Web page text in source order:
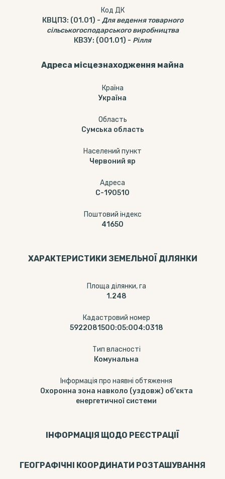
Код ДК
КВЦПЗ: (01.01) - Для ведення товарного
сільськогосподарського виробництва
КВЗУ: (001.01) - Рілля
Адреса місцезнаходження майна
Країна
Україна
Область
Сумська область
Населений пункт
Червоний яр
Адреса
С-190510
Поштовий індекс
41650
ХАРАКТЕРИСТИКИ ЗЕМЕЛЬНОЇ ДІЛЯНКИ
Площа ділянки, га
1.248
Кадастровий номер
5922081500:05:004:0318
Тип власності
Комунальна
Інформація про наявні обтяження
Охоронна зона навколо (уздовж) об'єкта
енергетичної системи
ІНФОРМАЦІЯ ЩОДО РЕЄСТРАЦІЇ
ГЕОГРАФІЧНІ КООРДИНАТИ РОЗТАШУВАННЯ